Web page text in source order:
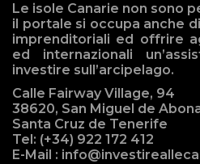
Le isole Canarie non sono
il portale si occupa anche
imprenditoriali ed offrire
ed internazionali
investire sull’arcipelago.
Calle Fairway Village, 94
38620, San Miguel de
Santa Cruz de Tenerife
Tel: (+34) 922 172 412
E-Mail :